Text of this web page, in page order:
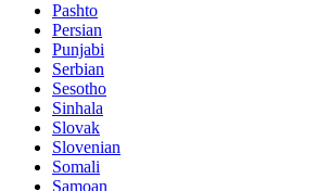
Pashto
Persian
Punjabi
Serbian
Sesotho
Sinhala
Slovak
Slovenian
Somali
Samoan